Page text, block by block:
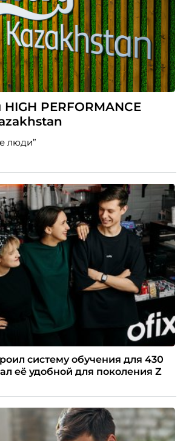
PERFORMANCE
люди”
систему обучения для 430
её удобной для поколения Z